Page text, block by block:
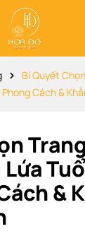
Bí Quyết
Cách &
&